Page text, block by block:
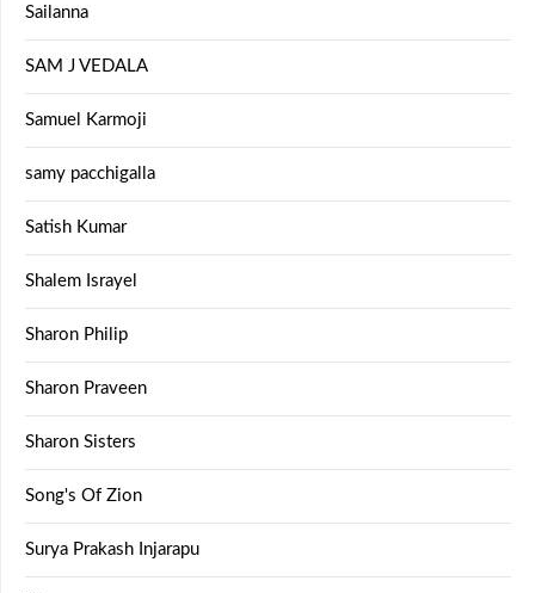
Sailanna
SAM J VEDALA
Samuel Karmoji
samy pacchigalla
Satish Kumar
Shalem Israyel
Sharon Philip
Sharon Praveen
Sharon Sisters
Song's Of Zion
Surya Prakash Injarapu